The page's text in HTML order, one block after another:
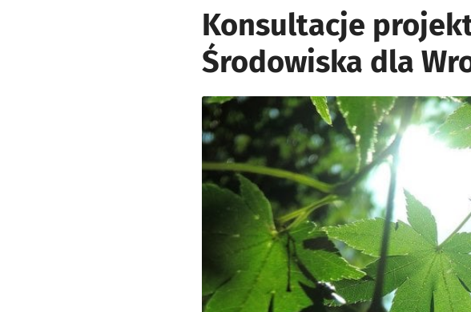
Konsultacje
Środowiska dla
Kliknij, aby powiększyć